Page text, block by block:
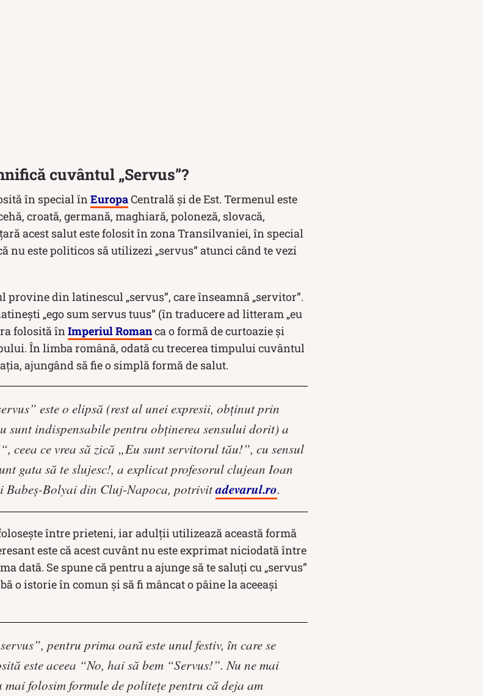
cuvântul „Servus”?
în special înEuropaCentrală și de Est. Termenul este
croată, germană, maghiară, poloneză, slovacă,
acest salut este folosit în zona Transilvaniei, în special
nu este politicos să utilizezi „servus” atunci când te vezi
provine din latinescul „servus”, care înseamnă „servitor”.
„ego sum servus tuus” (în traducere ad litteram „eu
folosită înImperiul Romanca o formă de curtoazie și
În limba română, odată cu trecerea timpului cuvântul
ajungând să fie o simplă formă de salut.
este o elipsă (rest al unei expresii, obţinut prin
sunt indispensabile pentru obţinerea sensului dorit) a
ceea ce vrea să zică „Eu sunt servitorul tău!”, cu sensul
gata să te slujesc!, a explicat profesorul clujean Ioan
Babeş-Bolyai din Cluj-Napoca, potrivitadevarul.ro.
între prieteni, iar adulții utilizează această formă
este că acest cuvânt nu este exprimat niciodată între
dată. Se spune că pentru a ajunge să te saluți cu „servus”
o istorie în comun și să fi mâncat o pâine la aceeași
pentru prima oară este unul festiv, în care se
este aceea “No, hai să bem “Servus!”. Nu ne mai
folosim formule de politeţe pentru că deja am